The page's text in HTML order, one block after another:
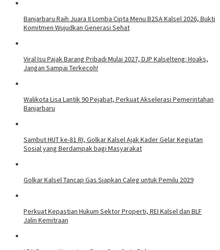
Banjarbaru Raih Juara II Lomba Cipta Menu B2SA Kalsel 2026, Bukti
Komitmen Wujudkan Generasi Sehat
Viral Isu Pajak Barang Pribadi Mulai 2027, DJP Kalselteng: Hoaks,
Jangan Sampai Terkecoh!
Walikota Lisa Lantik 90 Pejabat, Perkuat Akselerasi Pemerintahan
Banjarbaru
Sambut HUT ke-81 RI, Golkar Kalsel Ajak Kader Gelar Kegiatan
Sosial yang Berdampak bagi Masyarakat
Golkar Kalsel Tancap Gas Siapkan Caleg untuk Pemilu 2029
Perkuat Kepastian Hukum Sektor Properti, REI Kalsel dan BLF
Jalin Kemitraan